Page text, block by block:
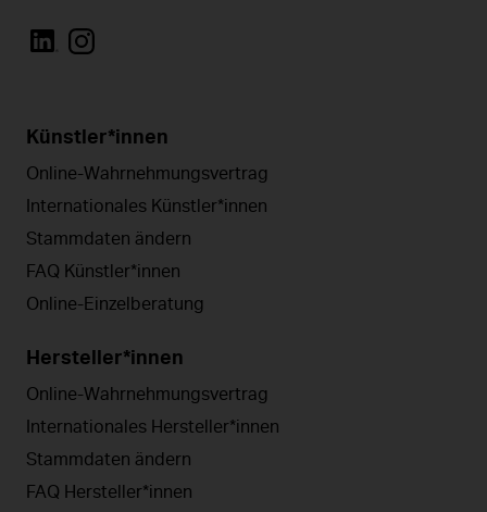
Künstler*innen
Online-Wahrnehmungsvertrag
Internationales Künstler*innen
Stammdaten ändern
FAQ Künstler*innen
Online-Einzelberatung
Hersteller*innen
Online-Wahrnehmungsvertrag
Internationales Hersteller*innen
Stammdaten ändern
FAQ Hersteller*innen